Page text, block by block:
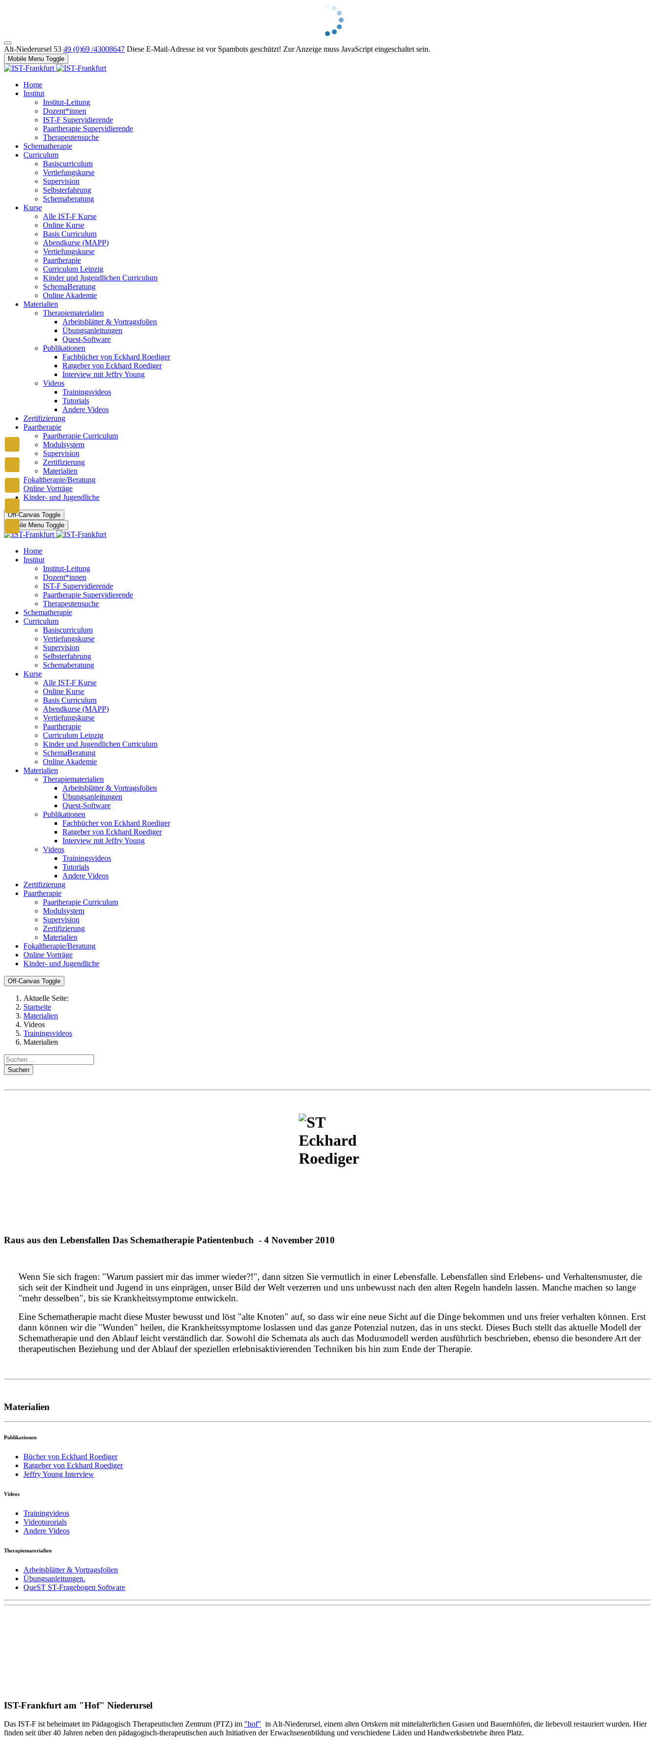
Alt-Niederursel 53 49 (0)69 /43008647 Diese E-Mail-Adresse ist vor Spambots geschützt! Zur Anzeige muss JavaScript eingeschaltet sein.
Mobile Menu Toggle
Home
Institut
Institut-Leitung
Dozent*innen
IST-F Supervidierende
Paartherapie Supervidierende
Therapeutensuche
Schematherapie
Curriculum
Basiscurriculum
Vertiefungskurse
Supervision
Selbsterfahrung
Schemaberatung
Kurse
Alle IST-F Kurse
Online Kurse
Basis Curriculum
Abendkurse (MAPP)
Vertiefungskurse
Paartherapie
Curriculum Leipzig
Kinder und Jugendlichen Curriculum
SchemaBeratung
Online Akademie
Materialien
Therapiematerialien
Arbeitsblätter & Vortragsfolien
Übungsanleitungen
Quest-Software
Publikationen
Fachbücher von Eckhard Roediger
Ratgeber von Eckhard Roediger
Interview mit Jeffry Young
Videos
Trainingsvideos
Tutorials
Andere Videos
Zertifizierung
Paartherapie
Paartherapie Curriculum
Modulsystem
Supervision
Zertifizierung
Materialien
Fokaltherapie/Beratung
Online Vorträge
Kinder- und Jugendliche
Off-Canvas Toggle
Mobile Menu Toggle
Home
Institut
Institut-Leitung
Dozent*innen
IST-F Supervidierende
Paartherapie Supervidierende
Therapeutensuche
Schematherapie
Curriculum
Basiscurriculum
Vertiefungskurse
Supervision
Selbsterfahrung
Schemaberatung
Kurse
Alle IST-F Kurse
Online Kurse
Basis Curriculum
Abendkurse (MAPP)
Vertiefungskurse
Paartherapie
Curriculum Leipzig
Kinder und Jugendlichen Curriculum
SchemaBeratung
Online Akademie
Materialien
Therapiematerialien
Arbeitsblätter & Vortragsfolien
Übungsanleitungen
Quest-Software
Publikationen
Fachbücher von Eckhard Roediger
Ratgeber von Eckhard Roediger
Interview mit Jeffry Young
Videos
Trainingsvideos
Tutorials
Andere Videos
Zertifizierung
Paartherapie
Paartherapie Curriculum
Modulsystem
Supervision
Zertifizierung
Materialien
Fokaltherapie/Beratung
Online Vorträge
Kinder- und Jugendliche
Off-Canvas Toggle
Aktuelle Seite:
Startseite
Materialien
Videos
Trainingsvideos
Materialien
Suchen
Raus aus den Lebensfallen Das Schematherapie Patientenbuch - 4 November 2010
Wenn Sie sich fragen: "Warum passiert mir das immer wieder?!", dann sitzen Sie vermutlich in einer Lebensfalle. Lebensfallen sind Erlebens- und Verhaltensmuster, die
sich seit der Kindheit und Jugend in uns einprägen, unser Bild der Welt verzerren und uns unbewusst nach den alten Regeln handeln lassen. Manche machen so lange
"mehr desselben", bis sie Krankheitssymptome entwickeln.
Eine Schematherapie macht diese Muster bewusst und löst "alte Knoten" auf, so dass wir eine neue Sicht auf die Dinge bekommen und uns freier verhalten können. Erst
dann können wir die "Wunden" heilen, die Krankheitssymptome loslassen und das ganze Potenzial nutzen, das in uns steckt. Dieses Buch stellt das aktuelle Modell der
Schematherapie und den Ablauf leicht verständlich dar. Sowohl die Schemata als auch das Modusmodell werden ausführlich beschrieben, ebenso die besondere Art der
therapeutischen Beziehung und der Ablauf der speziellen erlebnisaktivierenden Techniken bis hin zum Ende der Therapie.
Materialien
Publikationen
Bücher von Eckhard Roediger
Ratgeber von Eckhard Roediger
Jeffry Young Interview
Videos
Trainingvideos
Videoturorials
Andere Videos
Therapiematerialien
Arbeitsblätter & Vortragsfolien
Übungsanleitungen.
QueST ST-Fragebogen Software
IST-Frankfurt am "Hof" Niederursel
Das IST-F ist beheimatet im Pädagogisch Therapeutischen Zentrum (PTZ) im "hof" in Alt-Niederursel, einem alten Ortskern mit mittelalterlichen Gassen und Bauernhöfen, die liebevoll restauriert wurden. Hier
finden seit über 40 Jahren neben den pädagogisch-therapeutischen auch Initiativen der Erwachsenenbildung und verschiedene Läden und Handwerksbetriebe ihren Platz.